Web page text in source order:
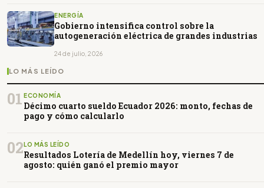
ENERGÍA
Gobierno intensifica control sobre la
autogeneración eléctrica de grandes industrias
24 de julio, 2026
LO MÁS LEÍDO
01 ECONOMÍA
Décimo cuarto sueldo Ecuador 2026: monto, fechas de
pago y cómo calcularlo
02LO MÁS LEÍDO
Resultados Lotería de Medellín hoy, viernes 7 de
agosto: quién ganó el premio mayor